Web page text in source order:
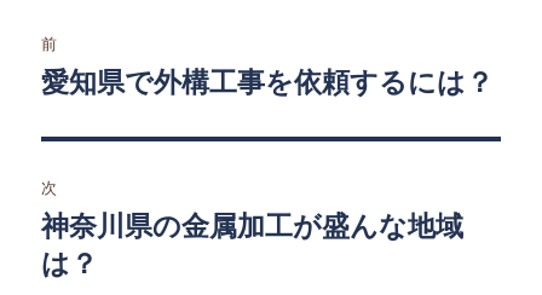
稿
ビ
ゲ
ー
前
前
投
稿:
愛知県で外構工事を依頼するには？
次
次
の
神奈川県の金属加工が盛んな地域
は？